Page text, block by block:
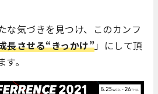
な気づきを見つけ、このカンフ
長させる“きっかけ”」にして頂
。